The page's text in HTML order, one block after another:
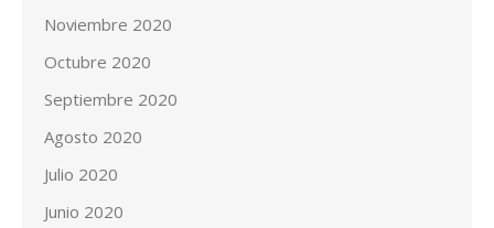
Noviembre 2020
Octubre 2020
Septiembre 2020
Agosto 2020
Julio 2020
Junio 2020